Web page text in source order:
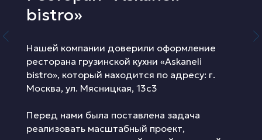
bistro»
Нашей компании доверили оформление
ресторана грузинской кухни «Askaneli
bistro», который находится по адресу: г.
Москва, ул. Мясницкая, 13с3
Перед нами была поставлена задача
реализовать масштабный проект,